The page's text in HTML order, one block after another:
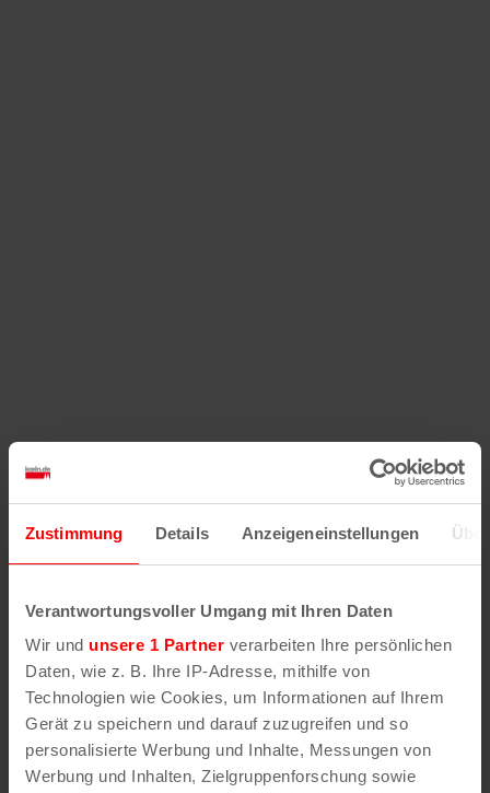
Zustimmung Details Anzeigeneinstellungen
Verantwortungsvoller Umgang mit Ihren Daten
Wir und unsere 1 Partner verarbeiten Ihre persönlichen
Daten, wie z. B. Ihre IP-Adresse, mithilfe von
Technologien wie Cookies, um Informationen auf Ihrem
Gerät zu speichern und darauf zuzugreifen und so
personalisierte Werbung und Inhalte, Messungen von
Werbung und Inhalten, Zielgruppenforschung sowie